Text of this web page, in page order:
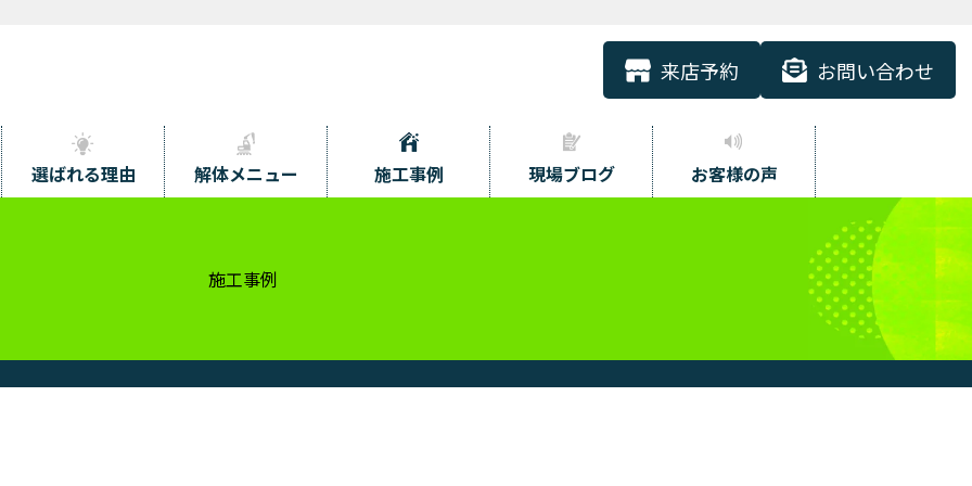
来店予約 お問い合わせ
選ばれる理由 解体メニュー 施工事例 現場ブログ お客様の声
施工事例